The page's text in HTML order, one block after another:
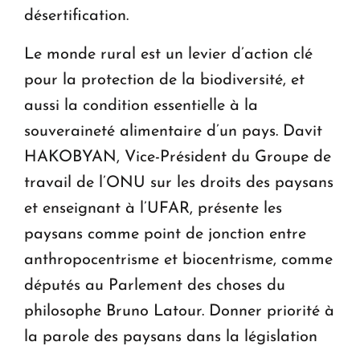
désertification.
Le monde rural est un levier d’action clé
pour la protection de la biodiversité, et
aussi la condition essentielle à la
souveraineté alimentaire d’un pays. Davit
HAKOBYAN, Vice-Président du Groupe de
travail de l’ONU sur les droits des paysans
et enseignant à l’UFAR, présente les
paysans comme point de jonction entre
anthropocentrisme et biocentrisme, comme
députés au Parlement des choses du
philosophe Bruno Latour. Donner priorité à
la parole des paysans dans la législation